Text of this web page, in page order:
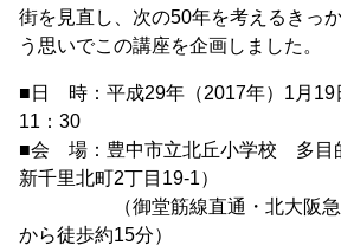
街を見直し、次の50年を考えるきっ
う思いでこの講座を企画しました。
■日 時：平成29年（2017年）1月
11：30
■会 場：豊中市立北丘小学校 多目
新千里北町2丁目19-1）
（御堂筋線直通・北大阪急行
から徒歩約15分）